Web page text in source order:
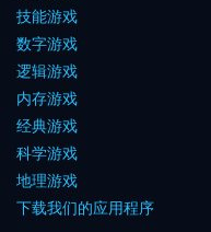
技能游戏
数字游戏
逻辑游戏
内存游戏
经典游戏
科学游戏
地理游戏
下载我们的应用程序